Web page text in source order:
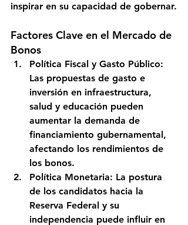
inspirar en su capacidad de gobernar.
Factores Clave en el Mercado de
Bonos
Política Fiscal y Gasto Público:
Las propuestas de gasto e
inversión en infraestructura,
salud y educación pueden
aumentar la demanda de
financiamiento gubernamental,
afectando los rendimientos de
los bonos.
Política Monetaria: La postura
de los candidatos hacia la
Reserva Federal y su
independencia puede influir en